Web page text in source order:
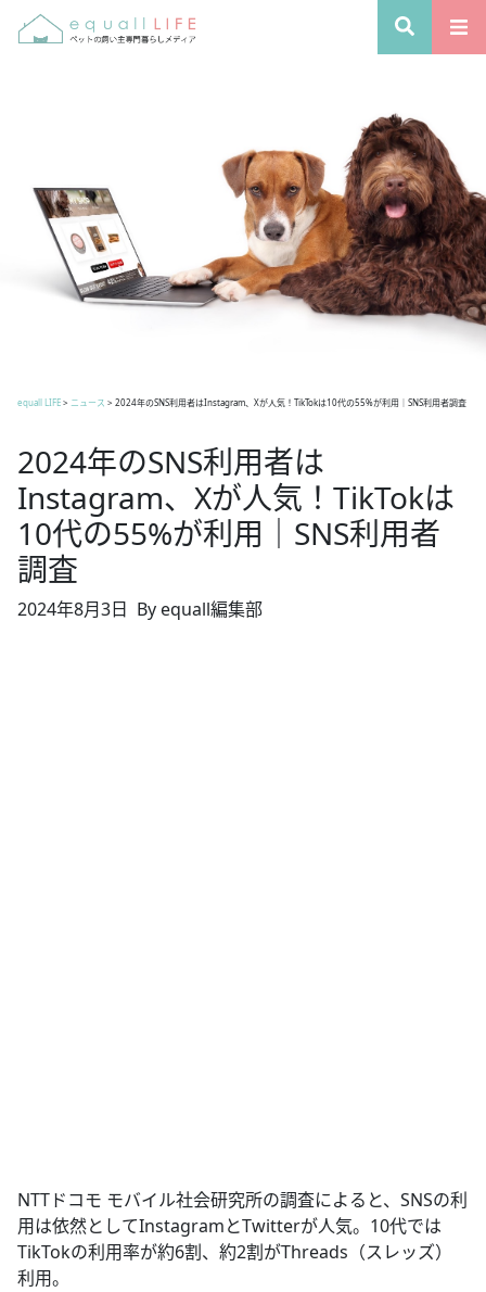
equall LIFE> ニュース > 2024年のSNS利用者はInstagram、Xが人気！TikTokは10代の55%が利用｜SNS利用者調査
2024年のSNS利用者は
Instagram、Xが人気！TikTokは
10代の55%が利用｜SNS利用者
調査
2024年8月3日 By equall編集部
NTTドコモ モバイル社会研究所の調査によると、SNSの利
用は依然としてInstagramとTwitterが人気。10代では
TikTokの利用率が約6割、約2割がThreads（スレッズ）
利用。